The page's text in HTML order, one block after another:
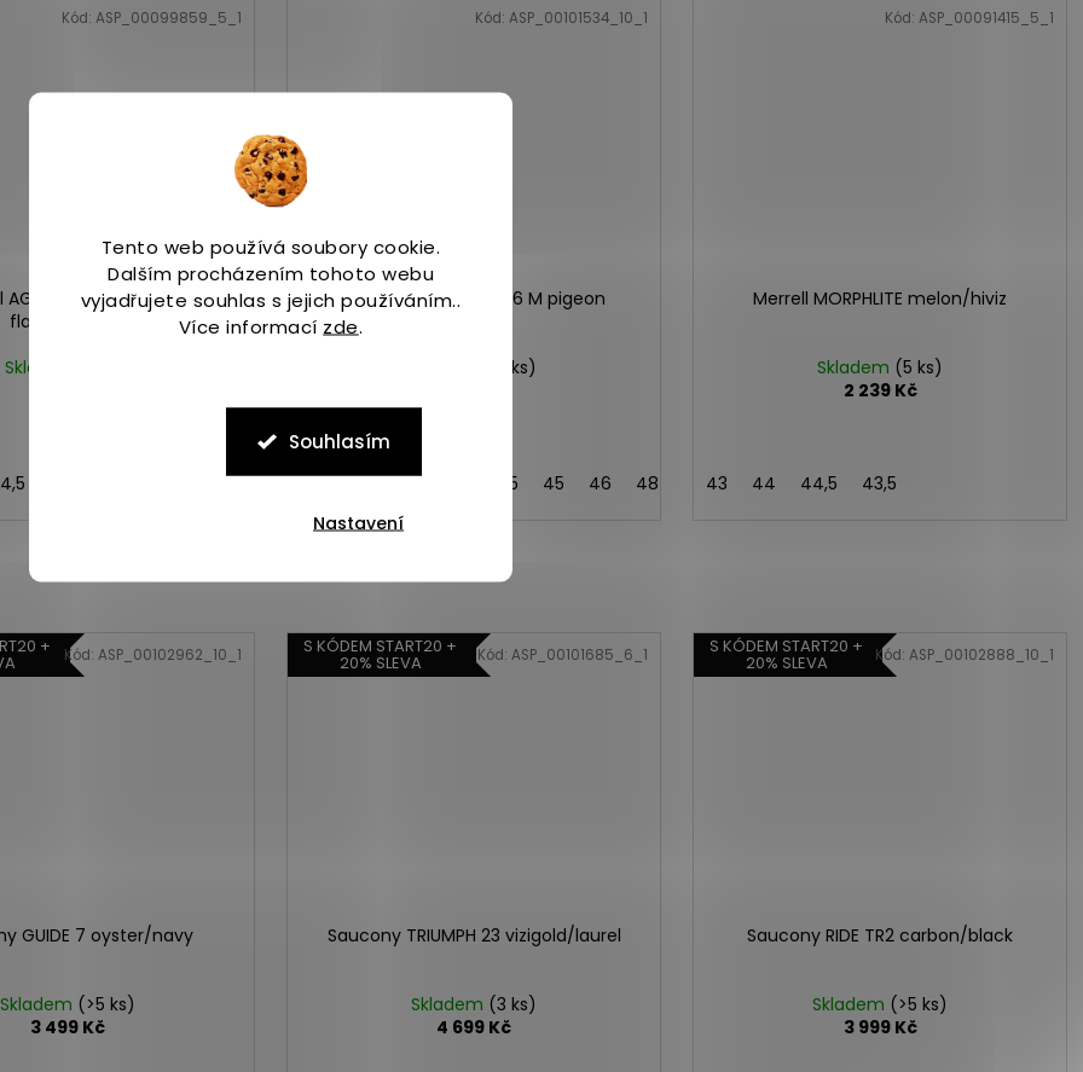
Tento web používá soubory cookie.
Dalším procházením tohoto webu
vyjadřujete souhlas s jejich používáním..
Více informací zde.
Souhlasím
Nastavení
PEAK 5 3D mtl
flare/crimson
Skladem
Kód: ASP_00099859_5_1
Merrell AGILITY PEAK 6 M pigeon
(2 ks)
41 42 43 44,5 45 46 48 43,5
Kód: ASP_00101534_10_1
Merrell MORPHLITE melon/hiviz
Skladem (5 ks)
2 239 Kč
43 44 44,5 43,5
Kód: ASP_00091415_5_1
+
GUIDE 7 oyster/navy
Skladem (>5 ks)
3 499 Kč
Kód: ASP_00102962_10_1 S KÓDEM START20 +
20% SLEVA
Saucony TRIUMPH 23 vizigold/laurel
Skladem (3 ks)
4 699 Kč
Kód: ASP_00101685_6_1 S KÓDEM START20 +
20% SLEVA
Saucony RIDE TR2 carbon/black
Skladem (>5 ks)
3 999 Kč
Kód: ASP_00102888_10_1